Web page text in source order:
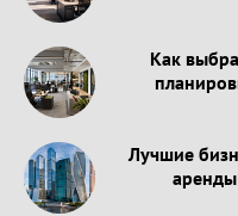
Как
Лучшие